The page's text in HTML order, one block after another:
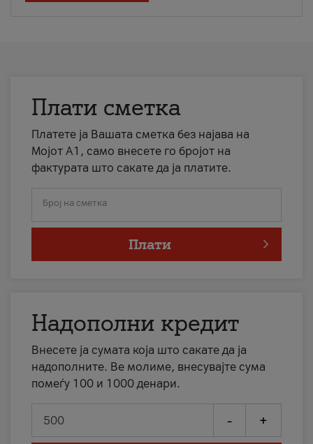
Плати сметка
Платете ја Вашата сметка без најава на
Мојот А1, само внесете го бројот на
фактурата што сакате да ја платите.
Број на сметка
Плати
Надополни кредит
Внесете ја сумата која што сакате да ја
надополните. Ве молиме, внесувајте сума
помеѓу 100 и 1000 денари.
- +